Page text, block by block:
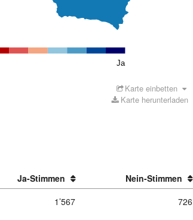
Ja
Karte einbetten
Karte herunterladen
Ja-Stimmen Nein-Stimmen
1’567 726